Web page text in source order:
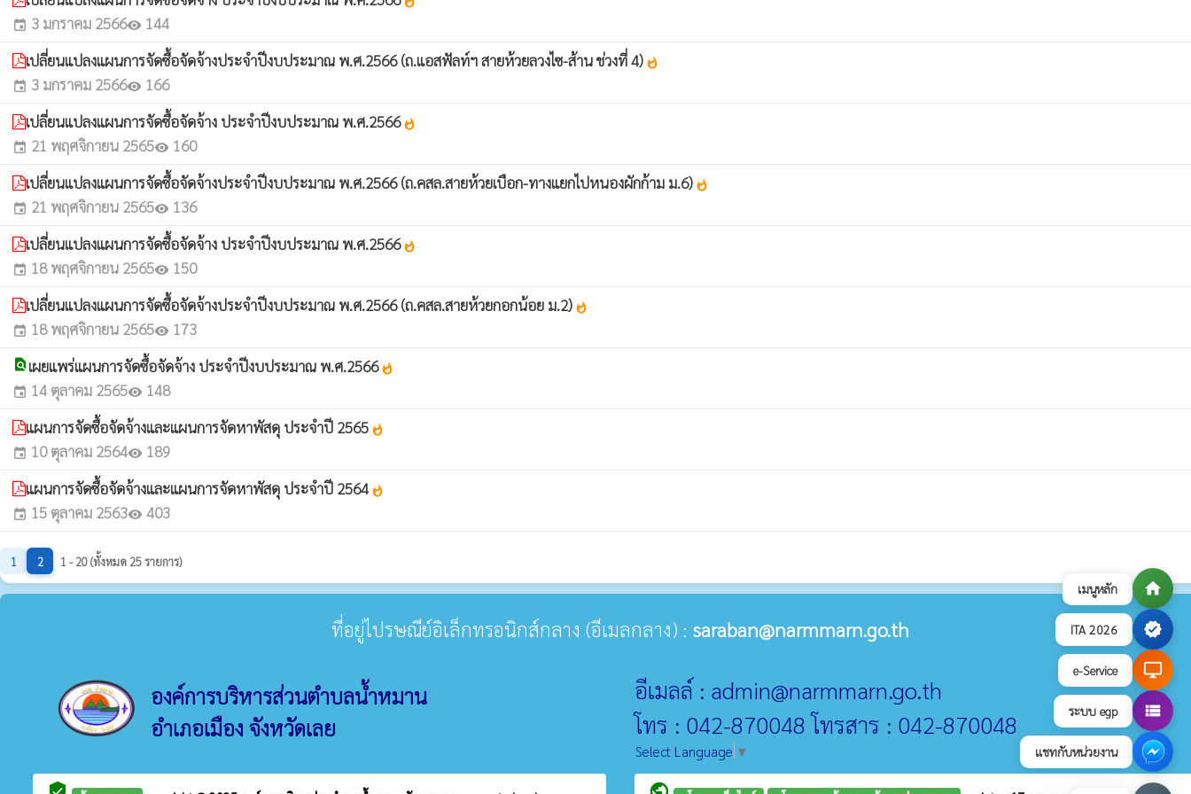
เมนูหลัก home
ITA 2026 verified
e-Service desktop_windows
ระบบ egp view_list
แชทกับหน่วยงาน
event 3 มกราคม 2566visibility 144
เปลี่ยนแปลงแผนการจัดซื้อจัดจ้างประจำปีงบประมาณ พ.ศ.2566 (ถ.แอสฟัลท์ฯ สายห้วยลวงไซ-ส้าน ช่วงที่ 4) whatshot
event 3 มกราคม 2566visibility 166
เปลี่ยนแปลงแผนการจัดซื้อจัดจ้าง ประจำปีงบประมาณ พ.ศ.2566whatshot
event 21 พฤศจิกายน 2565visibility 160
เปลี่ยนแปลงแผนการจัดซื้อจัดจ้างประจำปีงบประมาณ พ.ศ.2566 (ถ.คสล.สายห้วยเบือก-ทางแยกไปหนองผักก้าม ม.6) whatshot
event 21 พฤศจิกายน 2565visibility 136
เปลี่ยนแปลงแผนการจัดซื้อจัดจ้าง ประจำปีงบประมาณ พ.ศ.2566whatshot
event 18 พฤศจิกายน 2565visibility 150
เปลี่ยนแปลงแผนการจัดซื้อจัดจ้างประจำปีงบประมาณ พ.ศ.2566 (ถ.คสล.สายห้วยกอกน้อย ม.2) whatshot
event 18 พฤศจิกายน 2565visibility 173
find_in_page เผยแพร่แผนการจัดซื้อจัดจ้าง ประจำปีงบประมาณ พ.ศ.2566whatshot
event 14 ตุลาคม 2565visibility 148
แผนการจัดซื้อจัดจ้างและแผนการจัดหาพัสดุ ประจำปี 2565 whatshot
event 10 ตุลาคม 2564visibility 189
แผนการจัดซื้อจัดจ้างและแผนการจัดหาพัสดุ ประจำปี 2564 whatshot
event 15 ตุลาคม 2563visibility 403
1 2 1 - 20 (ทั้งหมด 25 รายการ)
ที่อยู่ไปรษณีย์อิเล็กทรอนิกส์กลาง (อีเมลกลาง) : saraban@narmmarn.go.th
องค์การบริหารส่วนตำบลน้ำหมาน
อำเภอเมือง จังหวัดเลย
อีเมลล์ : admin@narmmarn.go.th
โทร : 042-870048 โทรสาร : 042-870048
Select Language ▼